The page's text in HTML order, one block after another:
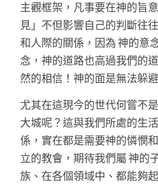
主觀框架，凡事要在神的旨
見」不但影響自己的判斷往
和人際的關係，因為 神的意
念，神的道路也高過我們的
然的相信！神的面是無法躲
尤其在這現今的世代何嘗不
大城呢？這與我們所處的生
係，實在都是需要神的憐憫
立的教會，期待我們屬 神的
族、在各個領域中、都能夠